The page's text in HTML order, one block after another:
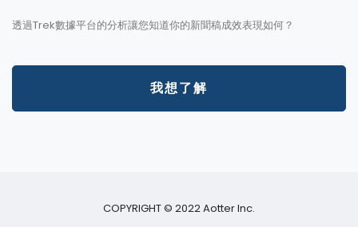
透過Trek數據平台的分析讓您知道你的新聞稿成效表現如何？
我想了解
COPYRIGHT © 2022 Aotter Inc.